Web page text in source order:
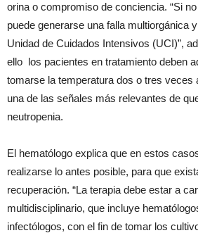
orina o compromiso de conciencia. “Si
puede generarse una falla multiorgánica
Unidad de Cuidados Intensivos (UCI)”,
ello los pacientes en tratamiento deben
tomarse la temperatura dos o tres veces
una de las señales más relevantes de
neutropenia.
El hematólogo explica que en estos
realizarse lo antes posible, para que
recuperación. “La terapia debe estar a
multidisciplinario, que incluye
infectólogos, con el fin de tomar los